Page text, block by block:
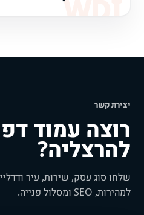
יצירת קשר
רוצה עמוד
להרצליה?
שלחו סוג עסק, שירות, עיר
למהירות, SEO ומסלול פנייה.